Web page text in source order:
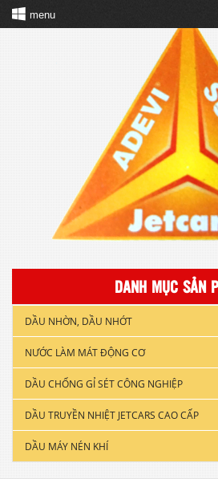
menu
DANH MỤC SẢN
DẦU NHỜN, DẦU NHỚT
DẦU NHỚT XE GẮN MÁY
DẦU ĐỘNG CƠ XE TẢI & TÀU
DẦU NHỚT CÔNG NGHIỆP
DẦU CẮT GỌT KIM LOẠI
NƯỚC LÀM MÁT ĐỘNG CƠ
DẦU CHỐNG GỈ SÉT CÔNG NGHIỆP
DẦU TRUYỀN NHIỆT JETCARS CAO CẤP
DẦU MÁY NÉN KHÍ